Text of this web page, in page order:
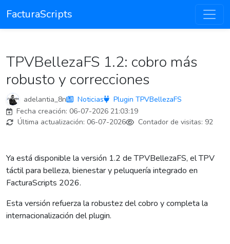
FacturaScripts
TPVBellezaFS 1.2: cobro más
robusto y correcciones
adelantia_8n Noticias
Plugin TPVBellezaFS
Fecha creación: 06-07-2026 21:03:19
Última actualización: 06-07-2026 Contador de visitas: 92
Ya está disponible la versión 1.2 de TPVBellezaFS, el TPV
táctil para belleza, bienestar y peluquería integrado en
FacturaScripts 2026.
Esta versión refuerza la robustez del cobro y completa la
internacionalización del plugin.